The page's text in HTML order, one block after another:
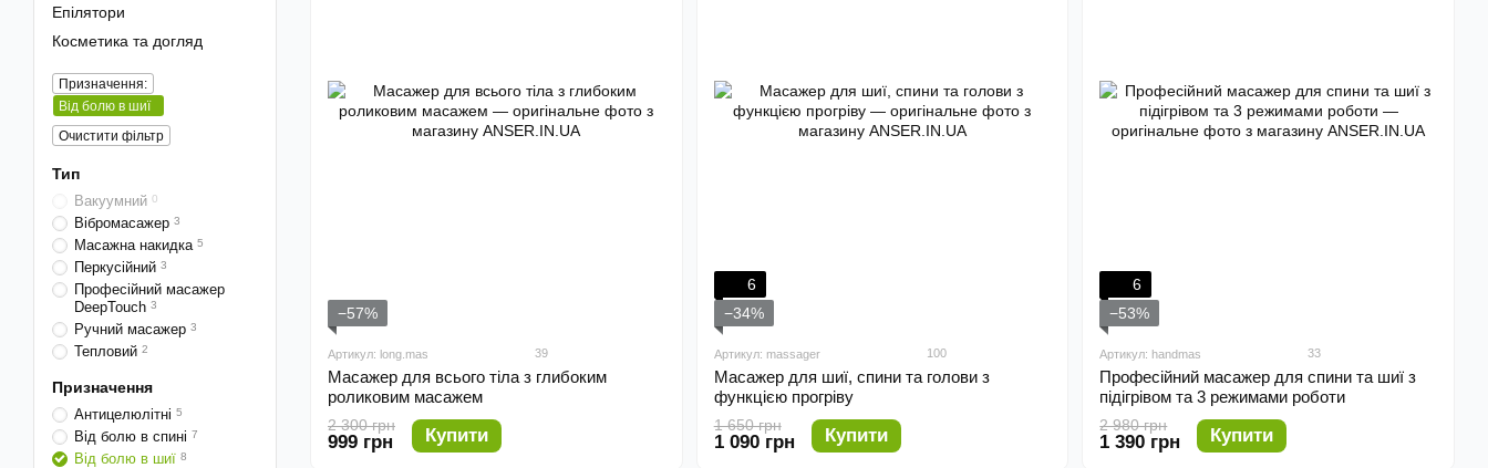
−57%
Артикул: long.mas 39
Масажер для всього тіла з глибоким
роликовим масажем
2 300 грн
999 грн Купити
6
−34%
Артикул: massager 100
Масажер для шиї, спини та голови з
функцією прогріву
1 650 грн
1 090 грн Купити
6
−53%
Артикул: handmas 33
Професійний масажер для спини та шиї з
підігрівом та 3 режимами роботи
2 980 грн
1 390 грн Купити
Епілятори
Косметика та догляд
Призначення:
Від болю в шиї
Очистити фільтр
Тип
Вакуумний 0
Вібромасажер 3
Масажна накидка 5
Перкусійний 3
Професійний масажер
DeepTouch 3
Ручний масажер 3
Тепловий 2
Призначення
Антицелюлітні 5
Від болю в спині 7
Від болю в шиї 8